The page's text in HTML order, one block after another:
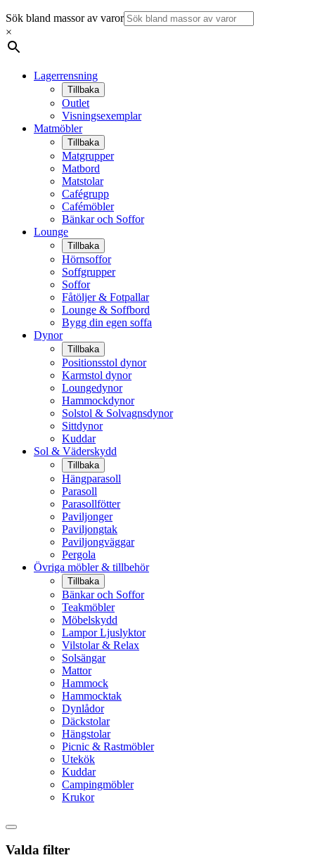
Sök bland massor av varor
×
Lagerrensning
Tillbaka
Outlet
Visningsexemplar
Matmöbler
Tillbaka
Matgrupper
Matbord
Matstolar
Cafégrupp
Cafémöbler
Bänkar och Soffor
Lounge
Tillbaka
Hörnsoffor
Soffgrupper
Soffor
Fåtöljer & Fotpallar
Lounge & Soffbord
Bygg din egen soffa
Dynor
Tillbaka
Positionsstol dynor
Karmstol dynor
Loungedynor
Hammockdynor
Solstol & Solvagnsdynor
Sittdynor
Kuddar
Sol & Väderskydd
Tillbaka
Hängparasoll
Parasoll
Parasollfötter
Paviljonger
Paviljongtak
Paviljongväggar
Pergola
Övriga möbler & tillbehör
Tillbaka
Bänkar och Soffor
Teakmöbler
Möbelskydd
Lampor Ljuslyktor
Vilstolar & Relax
Solsängar
Mattor
Hammock
Hammocktak
Dynlådor
Däckstolar
Hängstolar
Picnic & Rastmöbler
Utekök
Kuddar
Campingmöbler
Krukor
Valda filter